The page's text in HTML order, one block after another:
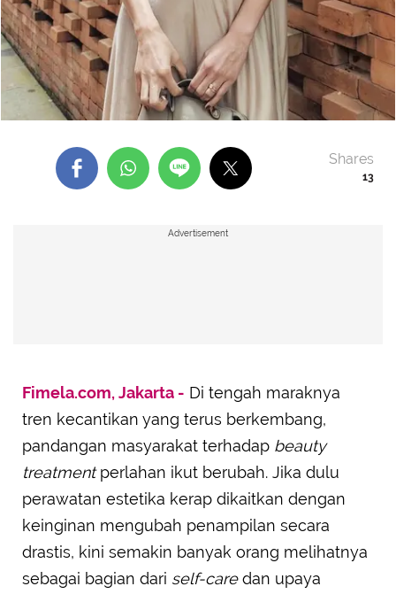
13
Shares
Advertisement
Fimela.com, Jakarta - Di tengah maraknya
tren kecantikan yang terus berkembang,
pandangan masyarakat terhadap beauty
treatmentperlahan ikut berubah. Jika dulu
perawatan estetika kerap dikaitkan dengan
keinginan mengubah penampilan secara
drastis, kini semakin banyak orang melihatnya
sebagai bagian dari self-caredan upaya